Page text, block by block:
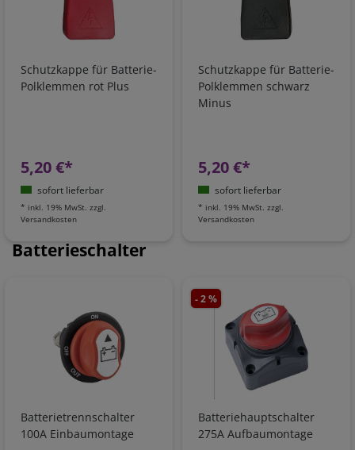
Schutzkappe für Batterie-
Polklemmen rot Plus
5,20 €*
sofort lieferbar
* inkl. 19% MwSt. zzgl.
Versandkosten
Schutzkappe für Batterie-
Polklemmen schwarz
Minus
5,20 €*
sofort lieferbar
* inkl. 19% MwSt. zzgl.
Versandkosten
Batterieschalter
Batterietrennschalter
100A Einbaumontage
- 2 %
Batteriehauptschalter
275A Aufbaumontage